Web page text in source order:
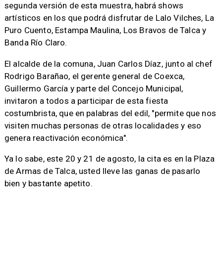
segunda versión de esta muestra, habrá shows
artísticos en los que podrá disfrutar de Lalo Vilches, La
Puro Cuento, Estampa Maulina, Los Bravos de Talca y
Banda Río Claro.
El alcalde de la comuna, Juan Carlos Díaz, junto al chef
Rodrigo Barañao, el gerente general de Coexca,
Guillermo García y parte del Concejo Municipal,
invitaron a todos a participar de esta fiesta
costumbrista, que en palabras del edil, "permite que nos
visiten muchas personas de otras localidades y eso
genera reactivación económica".
Ya lo sabe, este 20 y 21 de agosto, la cita es en la Plaza
de Armas de Talca, usted lleve las ganas de pasarlo
bien y bastante apetito.